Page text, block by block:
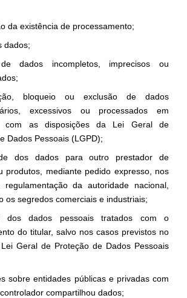
da existência de processamento;
dados;
dados incompletos, imprecisos ou
bloqueio ou exclusão de dados
excessivos ou processados em
com as disposições da Lei Geral de
Dados Pessoais (LGPD);
dos dados para outro prestador de
produtos, mediante pedido expresso, nos
da autoridade nacional,
os segredos comerciais e industriais;
dos dados pessoais tratados com o
do titular, salvo nos casos previstos no
Geral de Proteção de Dados Pessoais
sobre entidades públicas e privadas com
compartilhou dados;